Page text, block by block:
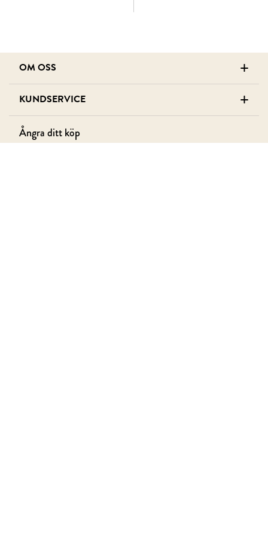
OM OSS +
KUNDSERVICE +
Ångra ditt köp